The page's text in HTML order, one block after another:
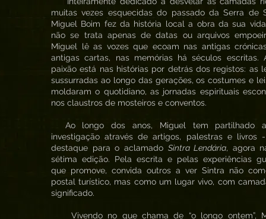
muitas vezes esquecidas do passado da Serra de
Miguel Boim fez da história local a obra da sua
não se trata apenas de datas ou arquivos
Miguel lê as vozes que ecoam nas antigas
antigas cartas, nas memórias há séculos escritas.
paixão está nas histórias por detrás dos registos: as
sussurradas ao longo das gerações, os costumes e
moldaram o quotidiano, as jornadas espirituais
nos claustros de mosteiros e conventos.
Ao longo dos anos, Miguel tem partilhado
investigação através de artigos, palestras e livros
destaque para o aclamado Sintra Lendária, agora
sétima edição. Pela escrita e pelas experiências
que promove, convida outros a ver Sintra não
postal turístico, mas como um lugar vivo, com
significado.
Vivendo no que chama de “o longo ontem”,